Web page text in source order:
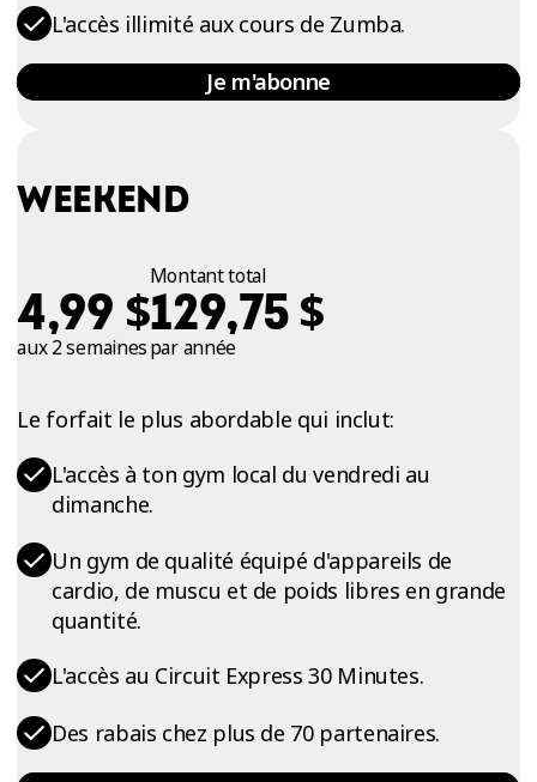
WEEKEND
4,99 $
aux 2 semaines
Montant total
129,75 $
par année
Le forfait le plus abordable qui inclut:
L'accès à ton gym local du vendredi au
dimanche.
Un gym de qualité équipé d'appareils de
cardio, de muscu et de poids libres en grande
quantité.
L'accès au Circuit Express 30 Minutes.
Des rabais chez plus de 70 partenaires.
L'accès illimité aux cours de Zumba.
Je m'abonne